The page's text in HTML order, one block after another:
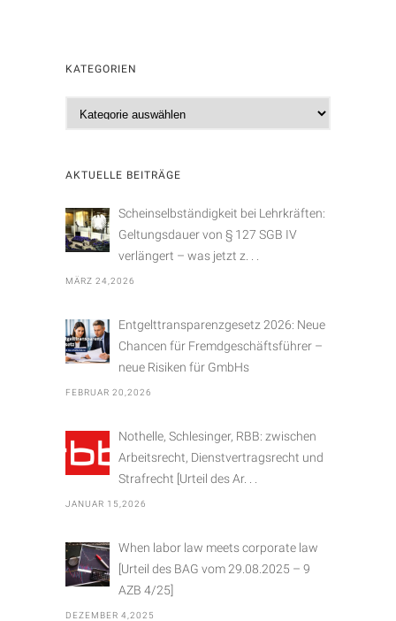
KATEGORIEN
a
e
o
r
i
e
AKTUELLE BEITRÄGE
Scheinselbständigkeit bei Lehrkräften:
Geltungsdauer von § 127 SGB IV
verlängert – was jetzt z. . .
MÄRZ 24,2026
Entgelttransparenzgesetz 2026: Neue
Chancen für Fremdgeschäftsführer –
neue Risiken für GmbHs
FEBRUAR 20,2026
Nothelle, Schlesinger, RBB: zwischen
Arbeitsrecht, Dienstvertragsrecht und
Strafrecht [Urteil des Ar. . .
JANUAR 15,2026
When labor law meets corporate law
[Urteil des BAG vom 29.08.2025 – 9
AZB 4/25]
DEZEMBER 4,2025